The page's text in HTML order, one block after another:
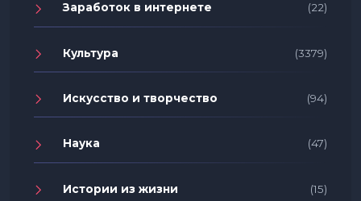
Заработок в интернете (22)
Культура (3379)
Искусство и творчество (94)
Наука (47)
Истории из жизни (15)